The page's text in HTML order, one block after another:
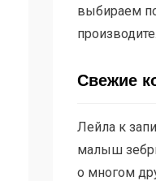
выбираем
Свежие
Лейлак
малыш
о многом